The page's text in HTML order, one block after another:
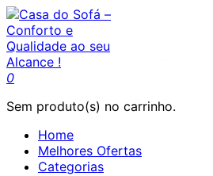
0
Sem produto(s) no carrinho.
Home
Melhores Ofertas
Categorias